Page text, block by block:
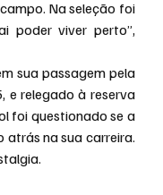
Na seleção foi
poder viver perto”,
sua passagem pela
e relegado à reserva
foi questionado se a
atrás na sua carreira.